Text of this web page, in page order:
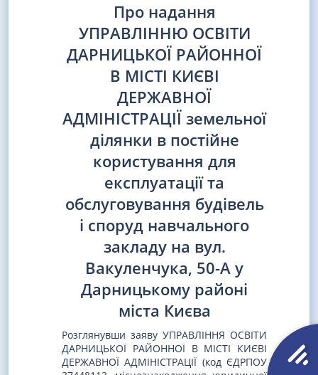
Про надання
УПРАВЛІННЮ ОСВІТИ
ДАРНИЦЬКОЇ РАЙОННОЇ
В МІСТІ КИЄВІ
ДЕРЖАВНОЇ
АДМІНІСТРАЦІЇ земельної
ділянки в постійне
користування для
експлуатації та
обслуговування будівель
і споруд навчального
закладу на вул.
Вакуленчука, 50-А у
Дарницькому районі
міста Києва
Розглянувши заяву УПРАВЛІННЯ ОСВІТИ
ДАРНИЦЬКОЇ РАЙОННОЇ В МІСТІ КИЄВІ
ДЕРЖАВНОЇ АДМІНІСТРАЦІЇ (код ЄДРПОУ